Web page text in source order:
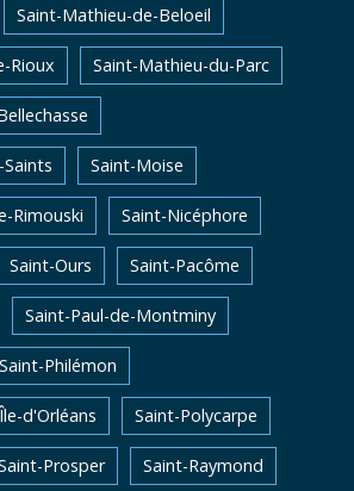
Saint-Mathieu-de-Beloeil
Rioux Saint-Mathieu-du-Parc
Saint-Moise
Rimouski Saint-Nicéphore
Saint-Ours Saint-Pacôme
Saint-Paul-de-Montminy
Saint-Philémon
d'Orléans Saint-Polycarpe
Prosper Saint-Raymond